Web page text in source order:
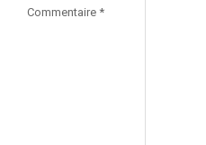
Commentaire *